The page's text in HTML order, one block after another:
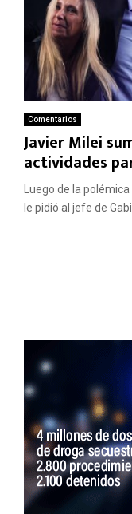
Comentarios
Javier Milei
actividades
Luego de la
le pidió al jefe de